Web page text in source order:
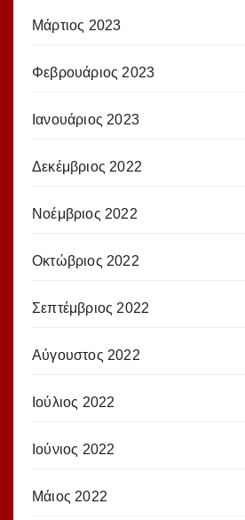
Μάρτιος 2023
Φεβρουάριος 2023
Ιανουάριος 2023
Δεκέμβριος 2022
Νοέμβριος 2022
Οκτώβριος 2022
Σεπτέμβριος 2022
Αύγουστος 2022
Ιούλιος 2022
Ιούνιος 2022
Μάιος 2022